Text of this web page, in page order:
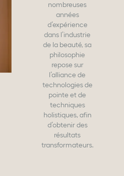
nombreuses
années
d’expérience
dans l’industrie
de la beauté, sa
philosophie
repose sur
l’alliance de
technologies de
pointe et de
techniques
holistiques, afin
d’obtenir des
résultats
transformateurs.